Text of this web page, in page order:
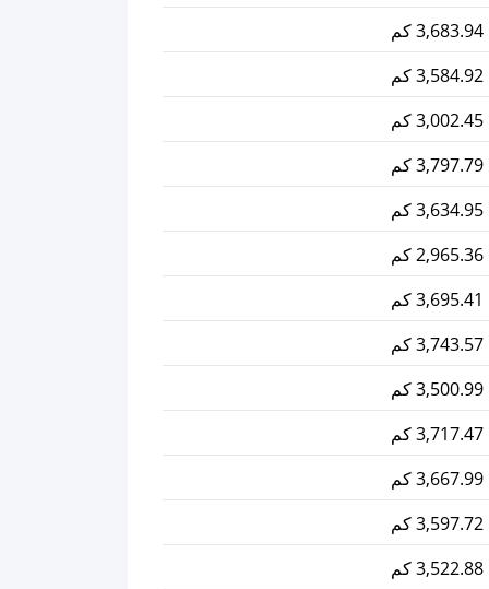
3,683.94 كم
3,584.92 كم
3,002.45 كم
3,797.79 كم
3,634.95 كم
2,965.36 كم
3,695.41 كم
3,743.57 كم
3,500.99 كم
3,717.47 كم
3,667.99 كم
3,597.72 كم
3,522.88 كم